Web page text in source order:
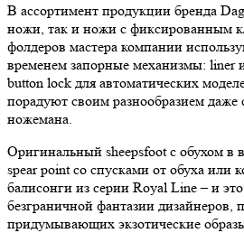
В ассортимент продукции бренда
ножи, так и ножи с фиксированным
фолдеров мастера компании
временем запорные механизмы: liner
button lock для автоматических
порадуют своим разнообразием даже
ножемана.
Оригинальный sheepsfoot с обухом в
spear point со спусками от обуха или
балисонги из серии Royal Line – и
безграничной фантазии дизайнеров,
придумывающих экзотические